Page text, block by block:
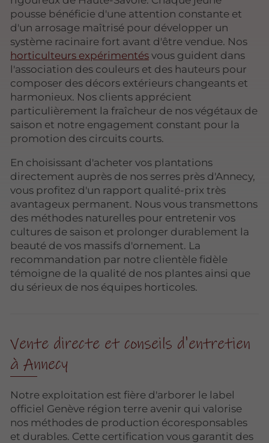
pousse bénéficie d'une attention constante et
d'un arrosage maîtrisé pour développer un
système racinaire fort avant d'être vendue. Nos
horticulteurs expérimentés vous guident dans
l'association des couleurs et des hauteurs pour
composer des décors extérieurs changeants et
harmonieux. Nos clients apprécient
particulièrement la fraîcheur de nos végétaux de
saison et notre engagement constant pour la
promotion des circuits courts.
En choisissant d'acheter vos plantations
directement auprès de nos serres près d'Annecy,
vous profitez d'un rapport qualité-prix très
avantageux permanent. Nous vous transmettons
des méthodes naturelles pour entretenir vos
cultures de saison et prolonger durablement la
beauté de vos massifs d'ornement. La
recommandation par notre clientèle fidèle
témoigne de la qualité de nos plantes ainsi que
du sérieux de nos équipes horticoles.
Vente directe et conseils d'entretien
à Annecy
Notre exploitation est fière d'arborer le label
officiel Genève région terre avenir qui valorise
nos méthodes de production écoresponsables
et durables. Cette certification vous garantit des